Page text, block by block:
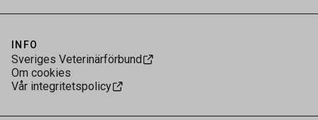
INFO
Sveriges Veterinärförbund
Om cookies
Vår integritetspolicy